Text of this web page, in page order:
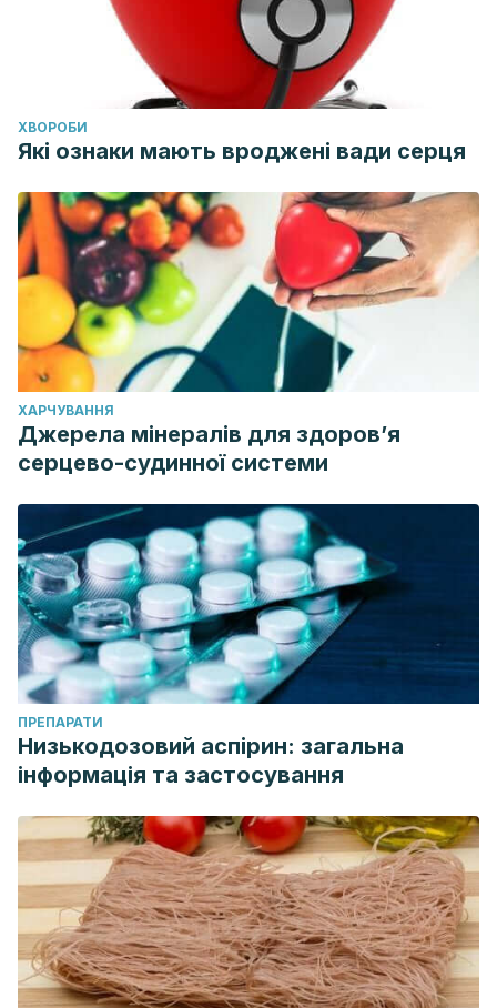
Waddington F, Naunton M, Thomas J. Paracetamol and
analgesic nephropathy: Are you kidneying me?.
. 2014;8:1–5. Published 2014 Dec 15.
doi:10.2147/IMCRJ.S71471
ХВОРОБИ
Які ознаки мають вроджені вади серця
ХАРЧУВАННЯ
Джерела мінералів для здоров’я
серцево-судинної системи
ПРЕПАРАТИ
Низькодозовий аспірин: загальна
інформація та застосування